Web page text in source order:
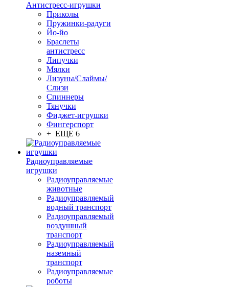
Антистресс-игрушки
Приколы
Пружинки-радуги
Йо-йо
Браслеты
антистресс
Липучки
Мялки
Лизуны/Слаймы/
Слизи
Спиннеры
Тянучки
Фиджет-игрушки
Фингерспорт
+ ЕЩЕ 6
Радиоуправляемые
игрушки
Радиоуправляемые
животные
Радиоуправляемый
водный транспорт
Радиоуправляемый
воздушный
транспорт
Радиоуправляемый
наземный
транспорт
Радиоуправляемые
роботы